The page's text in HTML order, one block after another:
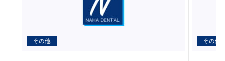
その他 その他